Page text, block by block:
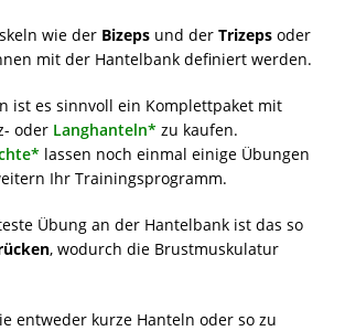
wie der Bizeps und der Trizeps oder
mit der Hantelbank definiert werden.
ist es sinnvoll ein Komplettpaket mit
oder Langhanteln* zu kaufen.
lassen noch einmal einige Übungen
Ihr Trainingsprogramm.
Übung an der Hantelbank ist das so
, wodurch die Brustmuskulatur
entweder kurze Hanteln oder so zu